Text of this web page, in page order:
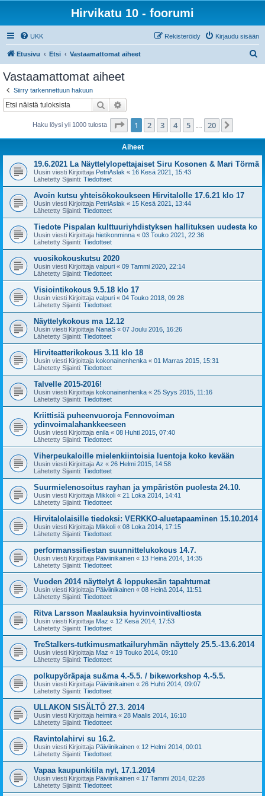
Hirvikatu 10 - foorumi
UKK Kirjaudu sisään
Rekisteröidy
Etusivu Etsi Vastaamattomat aiheet
Vastaamattomat aiheet
Siirry tarkennettuun hakuun
Etsi
Haku löysi yli 1000 tulosta Sivu /20
1 2 3 4 5 20
Aiheet
19.6.2021 La Näyttelylopettajaiset Siru Kosonen & Mari Törmä
Uusin viesti Kirjoittaja PetriAslak « 16 Kesä 2021, 15:43
Lähetetty Sijainti: Tiedotteet
Avoin kutsu yhteisökokoukseen Hirvitalolle 17.6.21 klo 17
Uusin viesti Kirjoittaja PetriAslak « 15 Kesä 2021, 13:44
Lähetetty Sijainti: Tiedotteet
Tiedote Pispalan kulttuuriyhdistyksen hallituksen uudesta ko
Uusin viesti Kirjoittaja hietikonminna « 03 Touko 2021, 22:36
Lähetetty Sijainti: Tiedotteet
vuosikokouskutsu 2020
Uusin viesti Kirjoittaja valpuri « 09 Tammi 2020, 22:14
Lähetetty Sijainti: Tiedotteet
Visiointikokous 9.5.18 klo 17
Uusin viesti Kirjoittaja valpuri « 04 Touko 2018, 09:28
Lähetetty Sijainti: Tiedotteet
Näyttelykokous ma 12.12
Uusin viesti Kirjoittaja NanaS « 07 Joulu 2016, 16:26
Lähetetty Sijainti: Tiedotteet
Hirviteatterikokous 3.11 klo 18
Uusin viesti Kirjoittaja kokonainenhenka « 01 Marras 2015, 15:31
Lähetetty Sijainti: Tiedotteet
Talvelle 2015-2016!
Uusin viesti Kirjoittaja kokonainenhenka « 25 Syys 2015, 11:16
Lähetetty Sijainti: Tiedotteet
Kriittisiä puheenvuoroja Fennovoiman
ydinvoimalahankkeeseen
Uusin viesti Kirjoittaja enila « 08 Huhti 2015, 07:40
Lähetetty Sijainti: Tiedotteet
Viherpeukaloille mielenkiintoisia luentoja koko kevään
Uusin viesti Kirjoittaja Az « 26 Helmi 2015, 14:58
Lähetetty Sijainti: Tiedotteet
Suurmielenosoitus rayhan ja ympäristön puolesta 24.10.
Uusin viesti Kirjoittaja Mikkoli « 21 Loka 2014, 14:41
Lähetetty Sijainti: Tiedotteet
Hirvitalolaisille tiedoksi: VERKKO-aluetapaaminen 15.10.2014
Uusin viesti Kirjoittaja Mikkoli « 08 Loka 2014, 17:15
Lähetetty Sijainti: Tiedotteet
performanssifiestan suunnittelukokous 14.7.
Uusin viesti Kirjoittaja Päiviinikainen « 13 Heinä 2014, 14:35
Lähetetty Sijainti: Tiedotteet
Vuoden 2014 näyttelyt & loppukesän tapahtumat
Uusin viesti Kirjoittaja Päiviinikainen « 08 Heinä 2014, 11:51
Lähetetty Sijainti: Tiedotteet
Ritva Larsson Maalauksia hyvinvointivaltiosta
Uusin viesti Kirjoittaja Maz « 12 Kesä 2014, 17:53
Lähetetty Sijainti: Tiedotteet
TreStalkers-tutkimusmatkailuryhmän näyttely 25.5.-13.6.2014
Uusin viesti Kirjoittaja Maz « 19 Touko 2014, 09:10
Lähetetty Sijainti: Tiedotteet
polkupyöräpaja su&ma 4.-5.5. / bikeworkshop 4.-5.5.
Uusin viesti Kirjoittaja Päiviinikainen « 26 Huhti 2014, 09:07
Lähetetty Sijainti: Tiedotteet
ULLAKON SISÄLTÖ 27.3. 2014
Uusin viesti Kirjoittaja heimira « 28 Maalis 2014, 16:10
Lähetetty Sijainti: Tiedotteet
Ravintolahirvi su 16.2.
Uusin viesti Kirjoittaja Päiviinikainen « 12 Helmi 2014, 00:01
Lähetetty Sijainti: Tiedotteet
Vapaa kaupunkitila nyt, 17.1.2014
Uusin viesti Kirjoittaja Päiviinikainen « 17 Tammi 2014, 02:28
Lähetetty Sijainti: Tiedotteet